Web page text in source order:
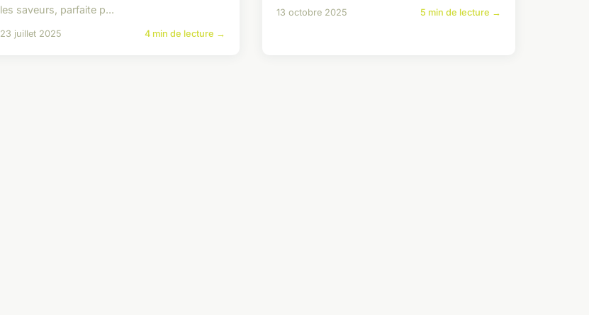
les saveurs, parfaite p...
23 juillet 2025 4 min de lecture →
13 octobre 2025 5 min de lecture →